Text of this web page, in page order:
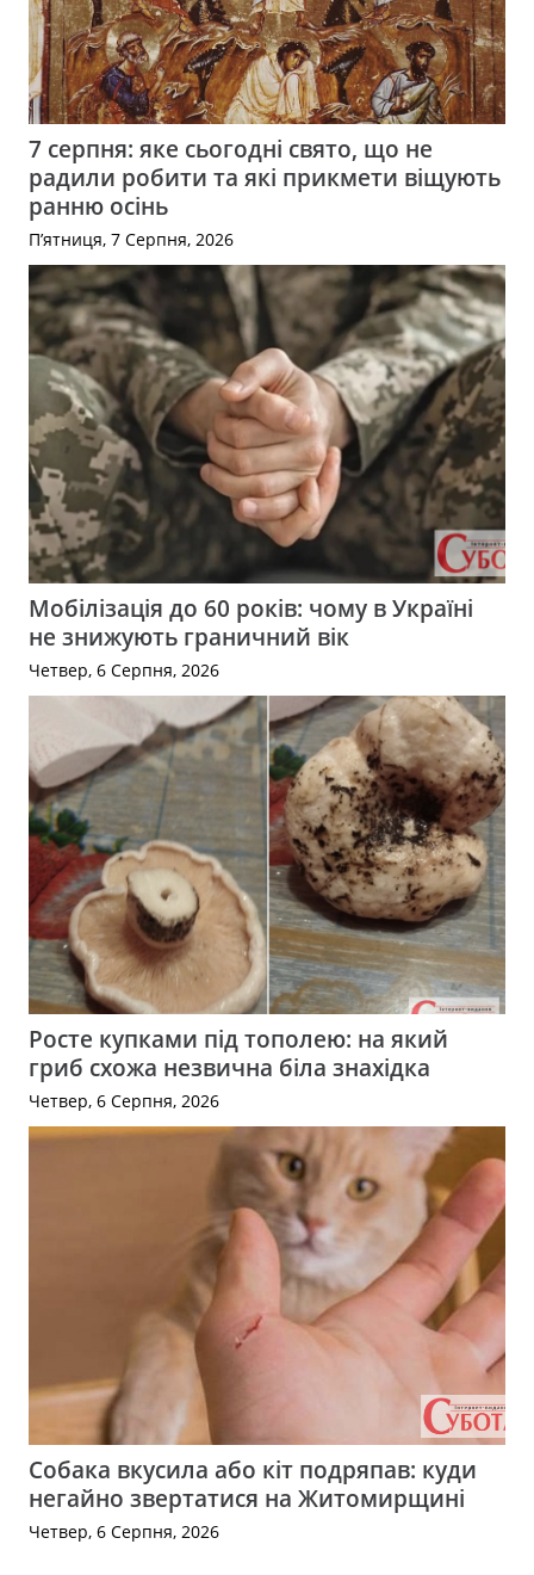
7 серпня: яке сьогодні свято, що не
радили робити та які прикмети віщують
ранню осінь
П’ятниця, 7 Серпня, 2026
Мобілізація до 60 років: чому в Україні
не знижують граничний вік
Четвер, 6 Серпня, 2026
Росте купками під тополею: на який
гриб схожа незвична біла знахідка
Четвер, 6 Серпня, 2026
Собака вкусила або кіт подряпав: куди
негайно звертатися на Житомирщині
Четвер, 6 Серпня, 2026